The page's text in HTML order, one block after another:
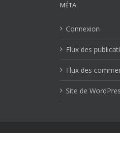
MÉTA
Connexion
Flux des
Flux des
Site de